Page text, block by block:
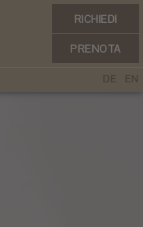
DE EN
RICHIEDI
PRENOTA